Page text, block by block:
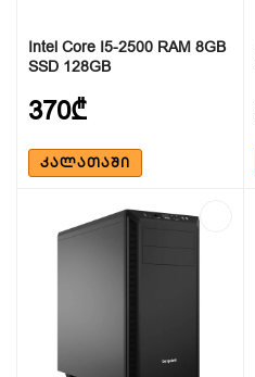
Intel Core I5-2500 RAM 8GB
SSD 128GB
370₾
ᲙᲐᲚᲐᲗᲐᲨᲘ